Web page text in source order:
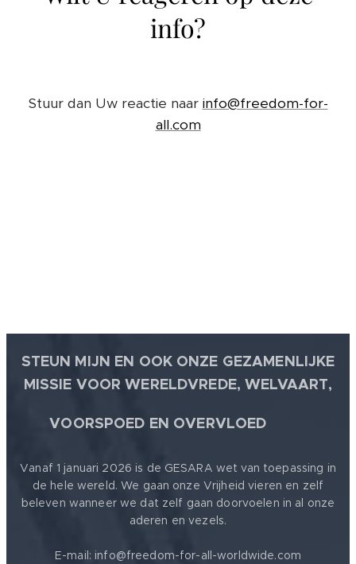
info?
Stuur dan Uw reactie naar info@freedom-for-
all.com
STEUN MIJN EN OOK ONZE GEZAMENLIJKE
MISSIE VOOR WERELDVREDE, WELVAART,
VOORSPOED EN OVERVLOED
Vanaf 1 januari 2026 is de GESARA wet van toepassing in
de hele wereld. We gaan onze Vrijheid vieren en zelf
beleven wanneer we dat zelf gaan doorvoelen in al onze
aderen en vezels.
E-mail: info@freedom-for-all-worldwide.com